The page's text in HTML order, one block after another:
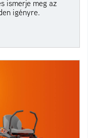
ismerje meg az
igényre.